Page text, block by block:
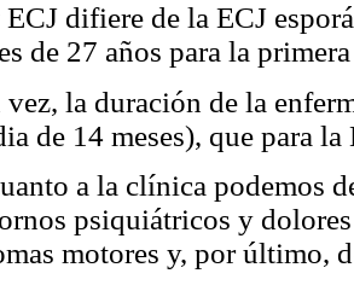
difiere de la ECJ
de 27 años para la
vez, la duración de la
de 14 meses), que para
a la clínica podemos
psiquiátricos y
motores y, por último,